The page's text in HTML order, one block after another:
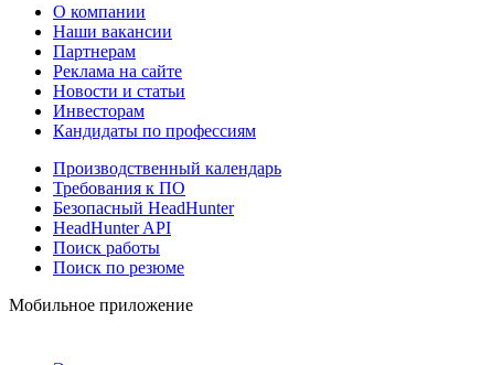
О компании
Наши вакансии
Партнерам
Реклама на сайте
Новости и статьи
Инвесторам
Кандидаты по профессиям
Производственный календарь
Требования к ПО
Безопасный HeadHunter
HeadHunter API
Поиск работы
Поиск по резюме
Мобильное приложение